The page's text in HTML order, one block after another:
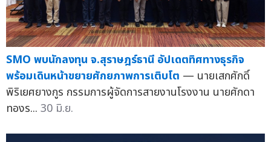
SMO พบนักลงทุน จ.สุราษฎร์ธานี อัปเดตทิศทางธุรกิจ
พร้อมเดินหน้าขยายศักยภาพการเติบโต — นายเสกศักดิ์
พิริเยศยางกูร กรรมการผู้จัดการสายงานโรงงาน นายศักดา
ทองร... 30 มิ.ย.